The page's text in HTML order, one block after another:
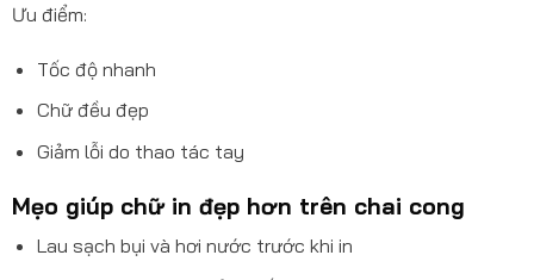
Ưu điểm:
Tốc độ nhanh
Chữ đều đẹp
Giảm lỗi do thao tác tay
Mẹo giúp chữ in đẹp hơn trên chai cong
Lau sạch bụi và hơi nước trước khi in